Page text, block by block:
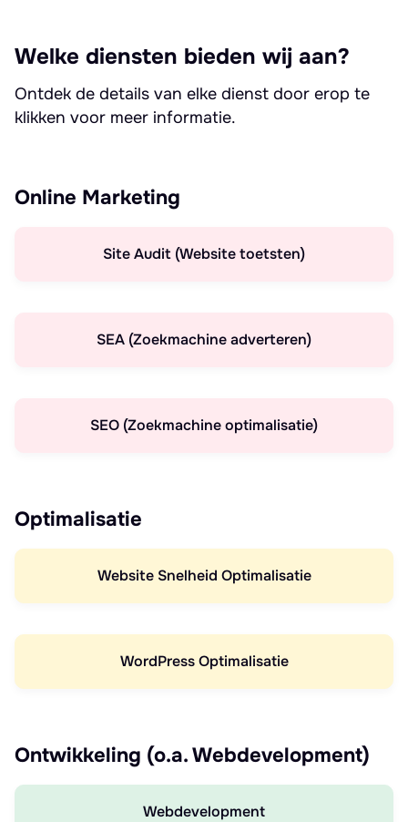
Welke diensten bieden wij aan?
Ontdek de details van elke dienst door erop te
klikken voor meer informatie.
Online Marketing
Site Audit (Website toetsten)
SEA (Zoekmachine adverteren)
SEO (Zoekmachine optimalisatie)
Optimalisatie
Website Snelheid Optimalisatie
WordPress Optimalisatie
Ontwikkeling (o.a. Webdevelopment)
Webdevelopment